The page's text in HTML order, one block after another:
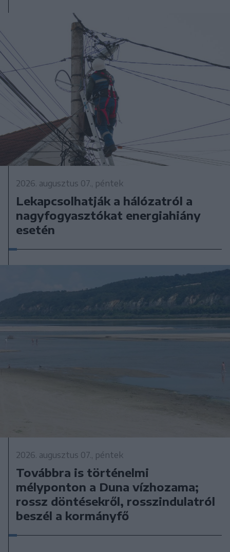
2026. augusztus 07., péntek
Lekapcsolhatják a hálózatról a
nagyfogyasztókat energiahiány
esetén
2026. augusztus 07., péntek
Továbbra is történelmi
mélyponton a Duna vízhozama;
rossz döntésekről, rosszindulatról
beszél a kormányfő